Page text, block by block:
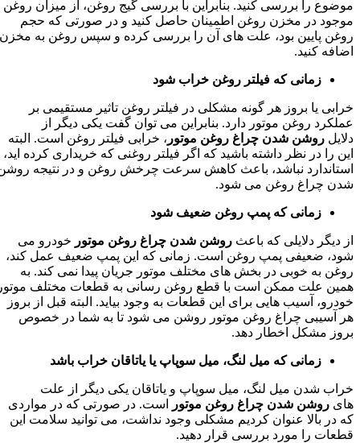
موضوع را بررسی کنید. بنابراین با بررسی گیج روغن، از میزان روغن
موجود در مخزن روغن اطمینان حاصل کنید و در صورتی که حجم
روغن پایین بود، علت های آن را بررسی کرده و سپس روغن به مخزن
اضافه کنید.
زمانی که فیلتر روغن خراب شود
خرابی یا بروز هر گونه مشکلی در فیلتر روغن تاثیر مستقیمی بر
عملکرد روغن موتور دارد. بنابراین می توان گفت یکی دیگر از
دلایل روشن شدن چراغ روغن موتور، خرابی فیلتر روغن است. البته
این را در نظر داشته باشید که اگر فیلتر روغنی که خریداری کرده اید،
استاندارد نباشد، باعث کاهش سرعت چرخش روغن و در نتیجه روشن
شدن چراغ روغن می شود.
زمانی که پمپ روغن ضعیف شود
از دیگر دلایلی که باعثروشن شدن چراغ روغن موتورخودرو می
شود، ضعیفی پمپ روغن است. زمانی که این پمپ ضعیف عمل کند،
روغن به خوبی در بخش های مختلف موتور جریان پیدا نمی کند. به
همین علت ممکن است با قطع روغن رسانی به قطعات مختلف موتور
خودرو، آسیب هایی برای این قطعات به وجود بیاید. البته قبل از بروز
هر آسیبی چراغ روغن موتور روشن می شود تا به شما در خصوص
بروز مشکل اخطار دهد.
زمانی که میل لنگ، میل سوپاپ یا یاتاقان خراب باشد
خراب شدن میل لنگ، میل سوپاپ و یاتاقان یکی دیگر از علت
هایروشن شدن چراغ روغن موتوراست. در صورتی که در مواردی
که در بالا عنوان کردیم مشکلی وجود نداشت، می توانید سلامت این
قطعات را مورد بررسی قرار دهید.